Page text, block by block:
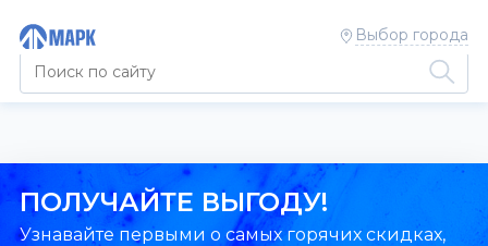
Выбор города
ПОЛУЧАЙТЕ ВЫГОДУ!
Узнавайте первыми о самых горячих скидках,